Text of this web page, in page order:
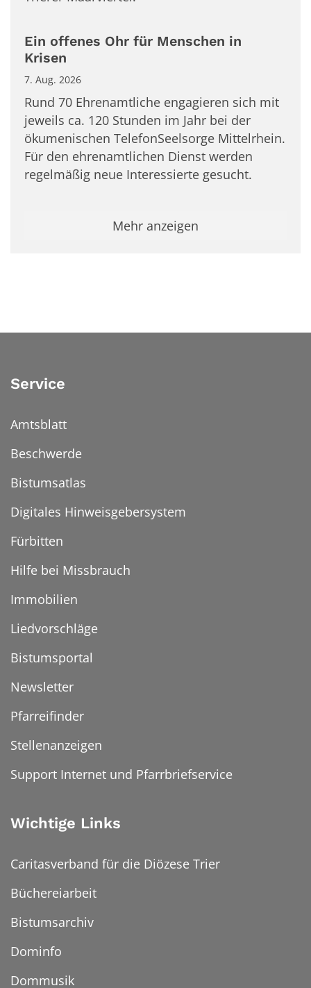
Ein offenes Ohr für Menschen in
Krisen
7. Aug. 2026
Rund 70 Ehrenamtliche engagieren sich mit
jeweils ca. 120 Stunden im Jahr bei der
ökumenischen TelefonSeelsorge Mittelrhein.
Für den ehrenamtlichen Dienst werden
regelmäßig neue Interessierte gesucht.
Mehr anzeigen
Service
Amtsblatt
Beschwerde
Bistumsatlas
Digitales Hinweisgebersystem
Fürbitten
Hilfe bei Missbrauch
Immobilien
Liedvorschläge
Bistumsportal
Newsletter
Pfarreifinder
Stellenanzeigen
Support Internet und Pfarrbriefservice
Wichtige Links
Caritasverband für die Diözese Trier
Büchereiarbeit
Bistumsarchiv
Dominfo
Dommusik